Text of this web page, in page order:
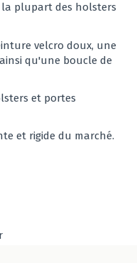
plupart des holsters
velcro doux, une
ainsi qu'une boucle de
et portes
et rigide du marché.